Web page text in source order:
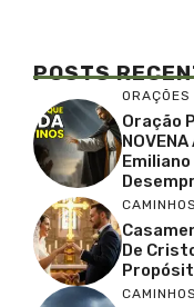
POSTS
ORAÇÕES
Oração
De